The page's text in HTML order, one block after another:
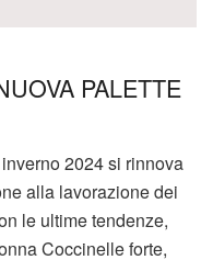
PALETTE
2024 si rinnova
alla lavorazione dei
le ultime tendenze,
Coccinelle forte,